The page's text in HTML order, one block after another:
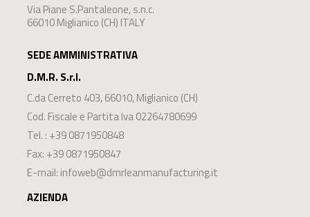
Via Piane S.Pantaleone, s.n.c.
66010 Miglianico (CH) ITALY
SEDE AMMINISTRATIVA
D.M.R. S.r.l.
C.da Cerreto 403,66010,Miglianico (CH)
Cod. Fiscale e Partita Iva 02264780699
Tel. : +39 0871950848
Fax: +39 0871950847
E-mail: infoweb@dmrleanmanufacturing.it
AZIENDA